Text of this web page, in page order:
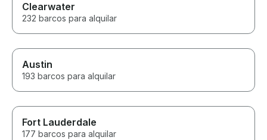
Clearwater
232 barcos para alquilar
Austin
193 barcos para alquilar
Fort Lauderdale
177 barcos para alquilar